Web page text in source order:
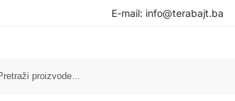
E-mail: info@terabajt.ba